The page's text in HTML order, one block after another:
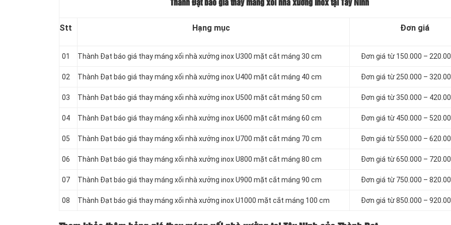
Thành Đạt báo giá thay máng xối nhà xưởng Inox tại Tây Ninh
Stt Hạng mục Đơn giá
01 Thành Đạt báo giá thay máng xối nhà xưởng inox U300 mặt cắt máng 30 cm Đơn giá từ 150.000 –
02 Thành Đạt báo giá thay máng xối nhà xưởng inox U400 mặt cắt máng 40 cm Đơn giá từ 250.000 –
03 Thành Đạt báo giá thay máng xối nhà xưởng inox U500 mặt cắt máng 50 cm Đơn giá từ 350.000 –
04 Thành Đạt báo giá thay máng xối nhà xưởng inox U600 mặt cắt máng 60 cm Đơn giá từ 450.000 –
05 Thành Đạt báo giá thay máng xối nhà xưởng inox U700 mặt cắt máng 70 cm Đơn giá từ 550.000 –
06 Thành Đạt báo giá thay máng xối nhà xưởng inox U800 mặt cắt máng 80 cm Đơn giá từ 650.000 –
07 Thành Đạt báo giá thay máng xối nhà xưởng inox U900 mặt cắt máng 90 cm Đơn giá từ 750.000 –
08 Thành Đạt báo giá thay máng xối nhà xưởng inox U1000 mặt cắt máng 100 cm Đơn giá từ 850.000 –